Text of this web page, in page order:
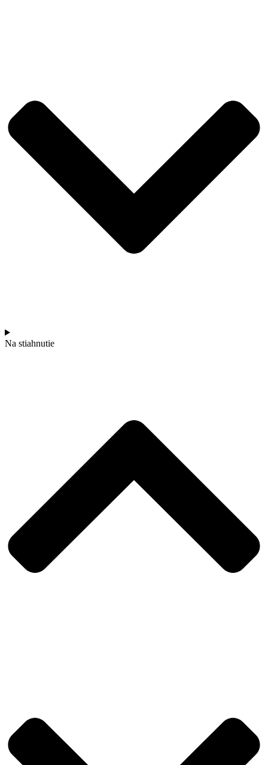
Na stiahnutie